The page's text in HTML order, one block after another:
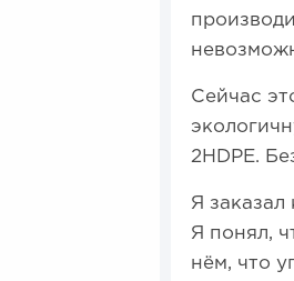
Сейчас
2HDPE.
Я заказал
Я понял,
нём, что